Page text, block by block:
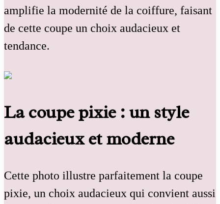
amplifie la modernité de la coiffure, faisant
de cette coupe un choix audacieux et
tendance.
La coupe pixie : un style
audacieux et moderne
Cette photo illustre parfaitement la coupe
pixie, un choix audacieux qui convient aussi